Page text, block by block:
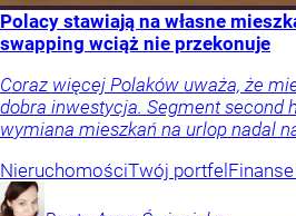
Polacy stawiają na własne
swapping wciąż nie przekonuje
Coraz więcej Polaków uważa, że
dobra inwestycja. Segment second
wymiana mieszkań na urlop nadal
NieruchomościTwój portfel